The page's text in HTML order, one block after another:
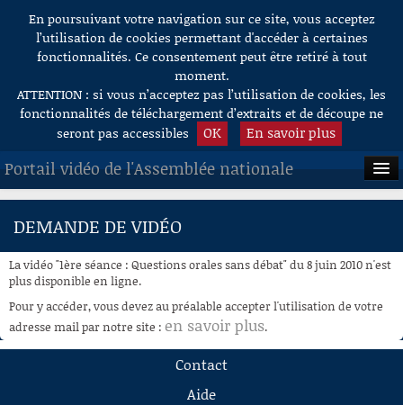
Aller au contenu
En poursuivant votre navigation sur ce site, vous acceptez
l’utilisation de cookies permettant d'accéder à certaines
fonctionnalités. Ce consentement peut être retiré à tout
moment.
ATTENTION : si vous n’acceptez pas l’utilisation de cookies, les
fonctionnalités de téléchargement d’extraits et de découpe ne
seront pas accessibles
OK En savoir plus
Portail vidéo de l'Assemblée nationale
ACCUEIL
À LA DEMANDE
RECHERCHE
AIDE À LA DÉCOUPE
DEMANDE DE VIDÉO
La vidéo "1ère séance : Questions orales sans débat" du 8 juin 2010 n'est
plus disponible en ligne.
Pour y accéder, vous devez au préalable accepter l'utilisation de votre
adresse mail par notre site : en savoir plus.
Contact
Aide